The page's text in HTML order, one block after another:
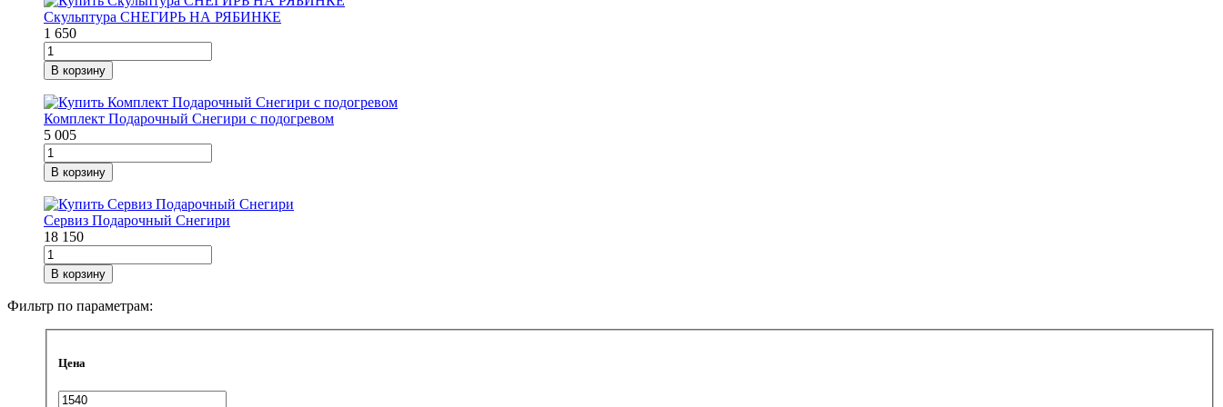
Скульптура СНЕГИРЬ НА РЯБИНКЕ
1 650
В корзину
Комплект Подарочный Снегири с подогревом
5 005
В корзину
Сервиз Подарочный Снегири
18 150
В корзину
Фильтр по параметрам:
Цена